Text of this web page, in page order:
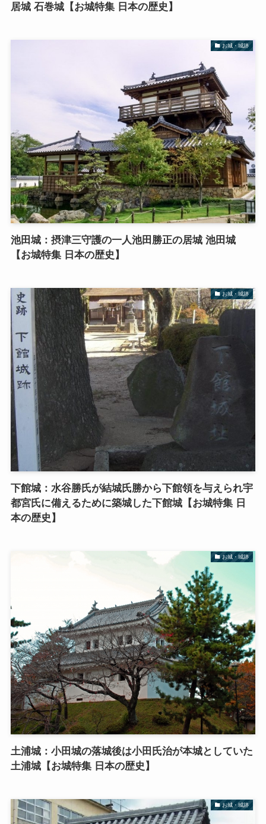
居城 石巻城【お城特集 日本の歴史】
お城・城跡
池田城：摂津三守護の一人池田勝正の居城 池田城
【お城特集 日本の歴史】
お城・城跡
下館城：水谷勝氏が結城氏勝から下館領を与えられ宇
都宮氏に備えるために築城した下館城【お城特集 日
本の歴史】
お城・城跡
土浦城：小田城の落城後は小田氏治が本城としていた
土浦城【お城特集 日本の歴史】
お城・城跡